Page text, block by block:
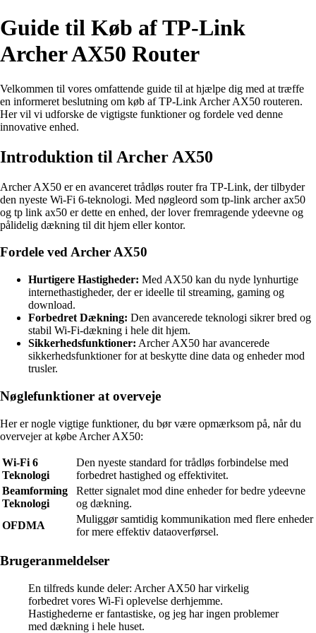
Guide til Køb af TP-Link
Archer AX50 Router
Velkommen til vores omfattende guide til at hjælpe dig med at træffe
en informeret beslutning om køb af TP-Link Archer AX50 routeren.
Her vil vi udforske de vigtigste funktioner og fordele ved denne
innovative enhed.
Introduktion til Archer AX50
Archer AX50 er en avanceret trådløs router fra TP-Link, der tilbyder
den nyeste Wi-Fi 6-teknologi. Med nøgleord som tp-link archer ax50
og tp link ax50 er dette en enhed, der lover fremragende ydeevne og
pålidelig dækning til dit hjem eller kontor.
Fordele ved Archer AX50
Hurtigere Hastigheder: Med AX50 kan du nyde lynhurtige
internethastigheder, der er ideelle til streaming, gaming og
download.
Forbedret Dækning: Den avancerede teknologi sikrer bred og
stabil Wi-Fi-dækning i hele dit hjem.
Sikkerhedsfunktioner: Archer AX50 har avancerede
sikkerhedsfunktioner for at beskytte dine data og enheder mod
trusler.
Nøglefunktioner at overveje
Her er nogle vigtige funktioner, du bør være opmærksom på, når du
overvejer at købe Archer AX50:
Wi-Fi 6
Teknologi
Den nyeste standard for trådløs forbindelse med
forbedret hastighed og effektivitet.
Beamforming
Teknologi
Retter signalet mod dine enheder for bedre ydeevne
og dækning.
OFDMA
Muliggør samtidig kommunikation med flere enheder
for mere effektiv dataoverførsel.
Brugeranmeldelser
En tilfreds kunde deler: Archer AX50 har virkelig
forbedret vores Wi-Fi oplevelse derhjemme.
Hastighederne er fantastiske, og jeg har ingen problemer
med dækning i hele huset.